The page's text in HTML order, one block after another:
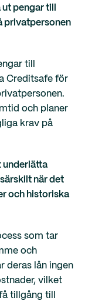
pengar till
privatpersonen
till
Creditsafe för
och planer
krav på
underlätta
när det
och historiska
som tar
och
deras lån ingen
vilket
tillgång till